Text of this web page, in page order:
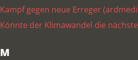
Kampf gegen neue Erreger
Könnte der Klimawandel die
M